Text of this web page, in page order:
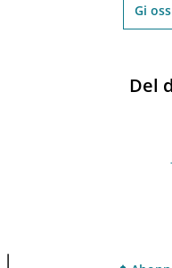
Gi
Del